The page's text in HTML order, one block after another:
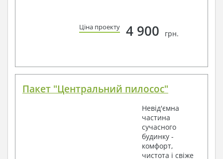
Ціна проекту 4 900 грн.
Пакет "Центральний пилосос"
Невід'ємна
частина
сучасного
будинку -
комфорт,
чистота і свіже